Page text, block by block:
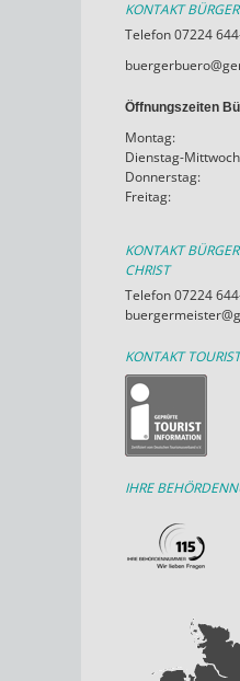
KONTAKT
Telefon 07224
Öffnungszeiten
Montag:
Dienstag-
Donnerstag:
Freitag:
KONTAKT
CHRIST
Telefon 07224
KONTAKT
IHRE